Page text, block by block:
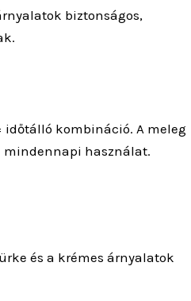
biztonságos,
kombináció. A meleg
mindennapi használat.
és a krémes árnyalatok